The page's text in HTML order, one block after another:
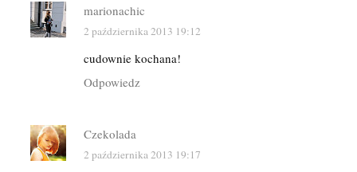
marionachic
2 października 2013 19:12
cudownie kochana!
Odpowiedz
Czekolada
2 października 2013 19:17